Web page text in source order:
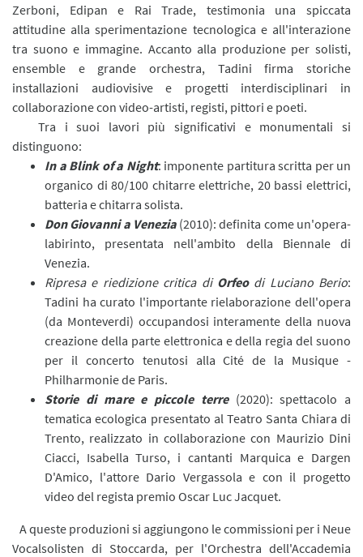
Zerboni, Edipan e Rai Trade, testimonia una spiccata
attitudine alla sperimentazione tecnologica e all'interazione
tra suono e immagine. Accanto alla produzione per solisti,
ensemble e grande orchestra, Tadini firma storiche
installazioni audiovisive e progetti interdisciplinari in
collaborazione con video-artisti, registi, pittori e poeti.
Tra i suoi lavori più significativi e monumentali si
distinguono:
In a Blink of a Night: imponente partitura scritta per un
organico di 80/100 chitarre elettriche, 20 bassi elettrici,
batteria e chitarra solista.
Don Giovanni a Venezia(2010): definita come un'opera-
labirinto, presentata nell'ambito della Biennale di
Venezia.
Ripresa e riedizione critica di Orfeo di Luciano Berio:
Tadini ha curato l'importante rielaborazione dell'opera
(da Monteverdi) occupandosi interamente della nuova
creazione della parte elettronica e della regia del suono
per il concerto tenutosi alla Cité de la Musique -
Philharmonie de Paris.
Storie di mare e piccole terre(2020): spettacolo a
tematica ecologica presentato al Teatro Santa Chiara di
Trento, realizzato in collaborazione con Maurizio Dini
Ciacci, Isabella Turso, i cantanti Marquica e Dargen
D'Amico, l'attore Dario Vergassola e con il progetto
video del regista premio Oscar Luc Jacquet.
A queste produzioni si aggiungono le commissioni per i Neue
Vocalsolisten di Stoccarda, per l'Orchestra dell'Accademia